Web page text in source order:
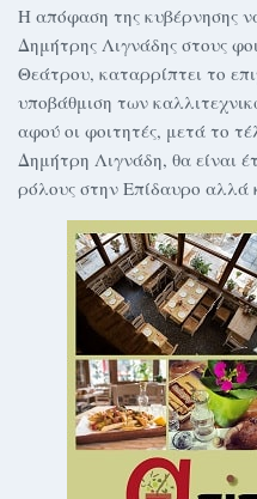
Η απόφαση της κυβέρνησης
Δημήτρης Λιγνάδης στους
Θεάτρου, καταρρίπτει το
υποβάθμιση των
αφού οι φοιτητές, μετά το
Δημήτρη Λιγνάδη, θα είναι
ρόλους στην Επίδαυρο αλλά